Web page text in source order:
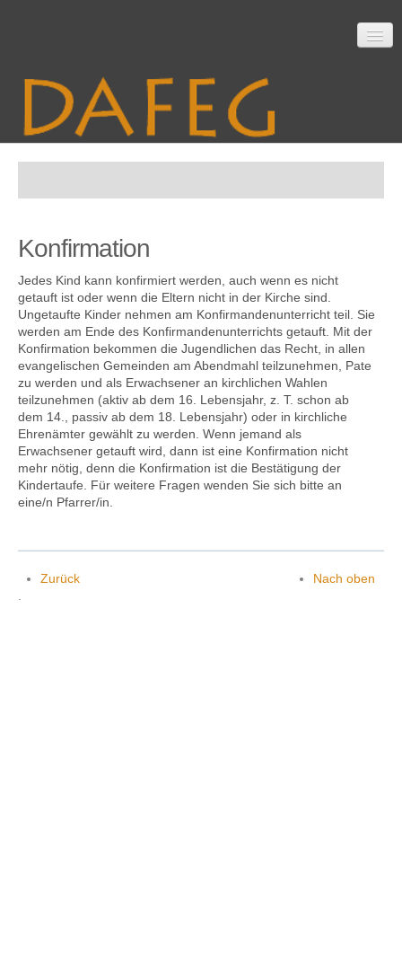
Mitarbeit
Material
Themen
Kontakt
Konfirmation
Jedes Kind kann konfirmiert werden, auch wenn es nicht
getauft ist oder wenn die Eltern nicht in der Kirche sind.
Ungetaufte Kinder nehmen am Konfirmandenunterricht teil. Sie
werden am Ende des Konfirmandenunterrichts getauft. Mit der
Konfirmation bekommen die Jugendlichen das Recht, in allen
evangelischen Gemeinden am Abendmahl teilzunehmen, Pate
zu werden und als Erwachsener an kirchlichen Wahlen
teilzunehmen (aktiv ab dem 16. Lebensjahr, z. T. schon ab
dem 14., passiv ab dem 18. Lebensjahr) oder in kirchliche
Ehrenämter gewählt zu werden. Wenn jemand als
Erwachsener getauft wird, dann ist eine Konfirmation nicht
mehr nötig, denn die Konfirmation ist die Bestätigung der
Kindertaufe. Für weitere Fragen wenden Sie sich bitte an
eine/n Pfarrer/in.
Zurück
Nach oben